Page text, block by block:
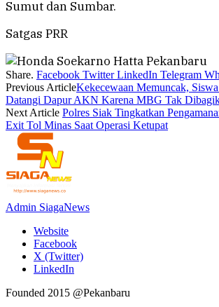
Sumut dan Sumbar.
Satgas PRR
Share. Facebook Twitter LinkedIn Telegram
Previous ArticleKekecewaan Memuncak,
Datangi Dapur AKN Karena MBG Tak
Next Article Polres Siak Tingkatkan
Exit Tol Minas Saat Operasi Ketupat
Admin SiagaNews
Website
Facebook
X (Twitter)
LinkedIn
Founded 2015 @Pekanbaru